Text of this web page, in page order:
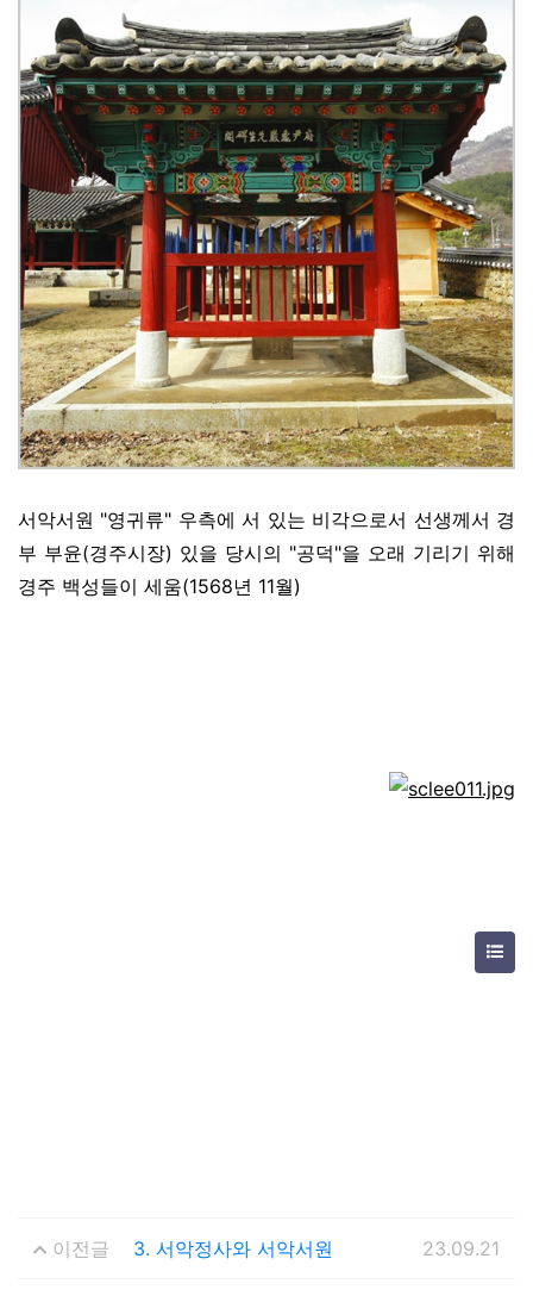
서악서원 "영귀류" 우측에 서 있는 비각으로서 선생께서 경
부 부윤(경주시장) 있을 당시의 "공덕"을 오래 기리기 위해
경주 백성들이 세움(1568년 11월)
이전글 3. 서악정사와 서악서원 23.09.21